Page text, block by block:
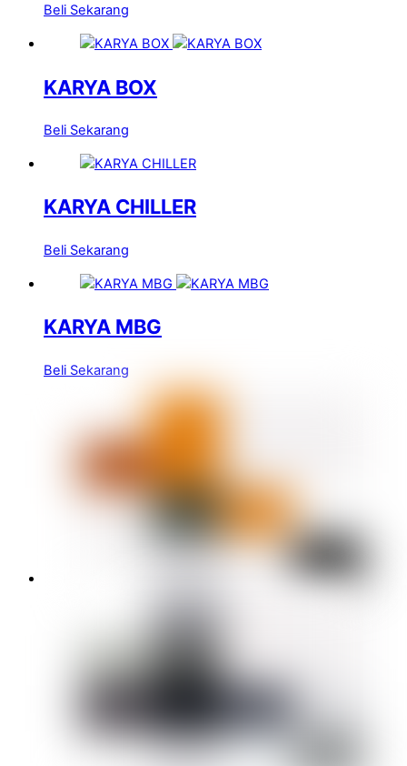
Beli Sekarang
KARYA BOX
Beli Sekarang
KARYA CHILLER
Beli Sekarang
KARYA MBG
Beli Sekarang